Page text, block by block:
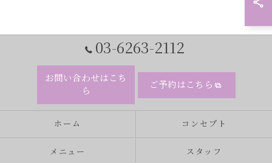
03-6263-2112
お問い合わせはこち
ら
ご予約はこちら
ホーム コンセプト
メニュー スタッフ